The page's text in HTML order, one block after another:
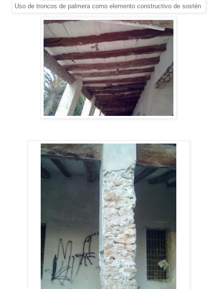
Uso de troncos de palmera como elemento constructivo de sostén